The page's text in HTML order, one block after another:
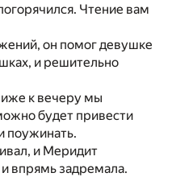
Чтение вам
он помог девушке
и решительно
к вечеру мы
будет привести
поужинать.
и Меридит
впрямь задремала.